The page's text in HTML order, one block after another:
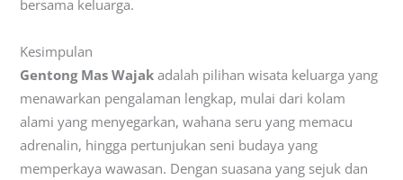
bersama keluarga.
Kesimpulan
Gentong Mas Wajak adalah pilihan wisata keluarga yang
menawarkan pengalaman lengkap, mulai dari kolam
alami yang menyegarkan, wahana seru yang memacu
adrenalin, hingga pertunjukan seni budaya yang
memperkaya wawasan. Dengan suasana yang sejuk dan